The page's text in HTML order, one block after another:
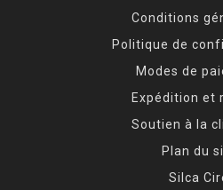
Conditions
Politique de
Modes de
Expédition et
Soutien à la
Plan du
Silca